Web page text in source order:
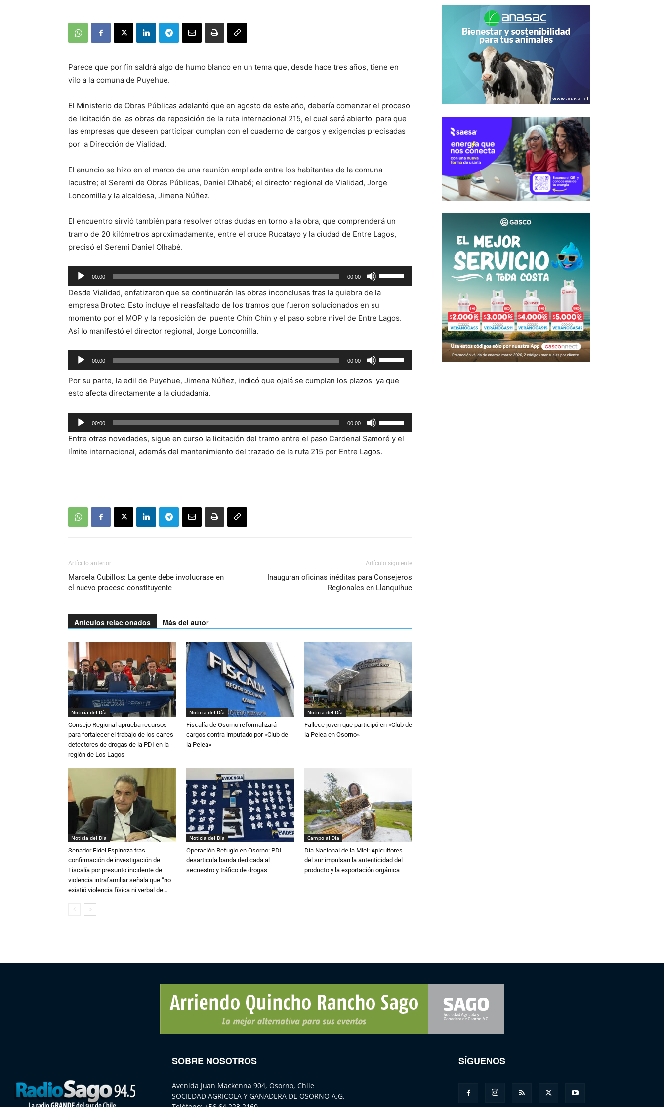
Parece que por fin saldrá algo de humo blanco en un tema que, desde hace tres años, tiene en
vilo a la comuna de Puyehue.
El Ministerio de Obras Públicas adelantó que en agosto de este año, debería comenzar el proceso
de licitación de las obras de reposición de la ruta internacional 215, el cual será abierto, para que
las empresas que deseen participar cumplan con el cuaderno de cargos y exigencias precisadas
por la Dirección de Vialidad.
El anuncio se hizo en el marco de una reunión ampliada entre los habitantes de la comuna
lacustre; el Seremi de Obras Públicas, Daniel Olhabé; el director regional de Vialidad, Jorge
Loncomilla y la alcaldesa, Jimena Núñez.
El encuentro sirvió también para resolver otras dudas en torno a la obra, que comprenderá un
tramo de 20 kilómetros aproximadamente, entre el cruce Rucatayo y la ciudad de Entre Lagos,
precisó el Seremi Daniel Olhabé.
Reproductor
de
audio
00:00 00:00
las
teclas
flecha
para
aumentar
volumen.
Desde Vialidad, enfatizaron que se continuarán las obras inconclusas tras la quiebra de la
empresa Brotec. Esto incluye el reasfaltado de los tramos que fueron solucionados en su
momento por el MOP y la reposición del puente Chín Chín y el paso sobre nivel de Entre Lagos.
Así lo manifestó el director regional, Jorge Loncomilla.
Reproductor
de
audio
00:00 00:00
las
teclas
arriba/abajo
para
Por su parte, la edil de Puyehue, Jimena Núñez, indicó que ojalá se cumplan los plazos, ya que
esto afecta directamente a la ciudadanía.
Reproductor
de
audio
00:00 00:00
las
teclas
de
volumen.
Entre otras novedades, sigue en curso la licitación del tramo entre el paso Cardenal Samoré y el
límite internacional, además del mantenimiento del trazado de la ruta 215 por Entre Lagos.
Artículo anterior
Marcela Cubillos: La gente debe involucrase en
el nuevo proceso constituyente
Artículo siguiente
Inauguran oficinas inéditas para Consejeros
Regionales en Llanquihue
Artículos relacionados Más del autor
Noticia del Día
Consejo Regional aprueba recursos
para fortalecer el trabajo de los canes
detectores de drogas de la PDI en la
región de Los Lagos
Noticia del Día
Fiscalía de Osorno reformalizará
cargos contra imputado por «Club de
la Pelea»
Noticia del Día
Fallece joven que participó en «Club de
la Pelea en Osorno»
Noticia del Día
Senador Fidel Espinoza tras
confirmación de investigación de
Fiscalía por presunto incidente de
violencia intrafamiliar señala que “no
existió violencia física ni verbal de...
Noticia del Día
Operación Refugio en Osorno: PDI
desarticula banda dedicada al
secuestro y tráfico de drogas
Campo al Día
Día Nacional de la Miel: Apicultores
del sur impulsan la autenticidad del
producto y la exportación orgánica
SOBRE NOSOTROS
Avenida Juan Mackenna 904, Osorno, Chile
SOCIEDAD AGRICOLA Y GANADERA DE OSORNO A.G.
SÍGUENOS